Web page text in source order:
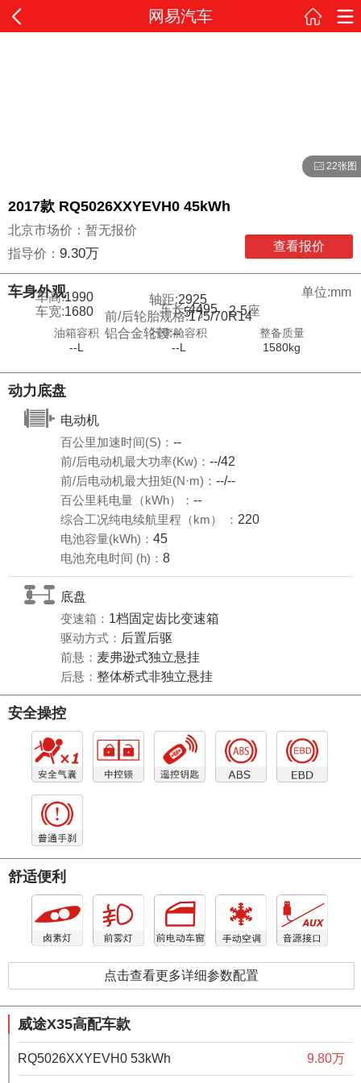
网易汽车
22张图
2017款 RQ5026XXYEVH0 45kWh
北京市场价：暂无报价
指导价： 9.30万 查看报价
车身外观
单位:mm
车长:4495
车宽:1680 2-5座
5门
车高:1990 轴距:2925
前/后轮胎规格:175/70R14
铝合金轮毂:--
油箱容积
--L
行李舱容积
--L
整备质量
1580kg
动力底盘
电动机
百公里加速时间(S)： --
前/后电动机最大功率(Kw)： --/42
前/后电动机最大扭矩(N·m)： --/--
百公里耗电量（kWh）： --
综合工况纯电续航里程（km） ： 220
电池容量(kWh)： 45
电池充电时间 (h)： 8
底盘
变速箱： 1档固定齿比变速箱
驱动方式： 后置后驱
前悬： 麦弗逊式独立悬挂
后悬： 整体桥式非独立悬挂
安全操控
舒适便利
点击查看更多详细参数配置
威途X35高配车款
RQ5026XXYEVH0 53kWh 9.80万